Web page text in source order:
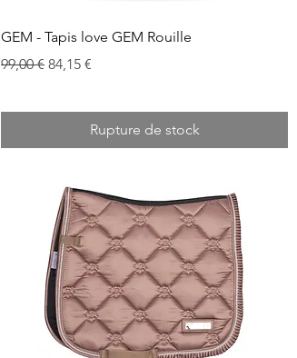
Aperçu rapide
GEM - Tapis love GEM Rouille
Prix original
99,00 € Prix promotionnel
84,15 €
Rupture de stock